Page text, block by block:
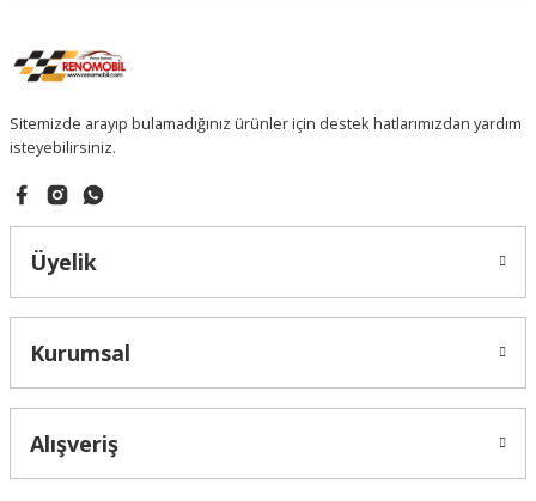
Sitemizde arayıp bulamadığınız ürünler için destek hatlarımızdan yardım
isteyebilirsiniz.
Üyelik
Kurumsal
Alışveriş